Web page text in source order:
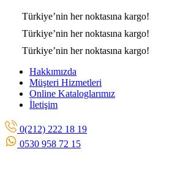
Türkiye’nin her noktasına kargo!
Türkiye’nin her noktasına kargo!
Türkiye’nin her noktasına kargo!
Hakkımızda
Müşteri Hizmetleri
Online Kataloglarımız
İletişim
0(212) 222 18 19
0530 958 72 15